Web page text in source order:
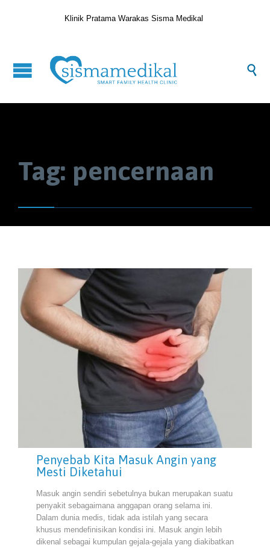
Klinik Pratama Warakas Sisma Medikal

Tag: pencernaan
Penyebab Kita Masuk Angin yang
Mesti Diketahui
Masuk angin sendiri sebetulnya bukan merupakan suatu
penyakit sebagaimana anggapan orang selama ini.
Dalam dunia medis, tidak ada istilah yang secara
khusus mendefinisikan kondisi ini. Masuk angin lebih
dikenal sebagai kumpulan gejala-gejala yang diakibatkan